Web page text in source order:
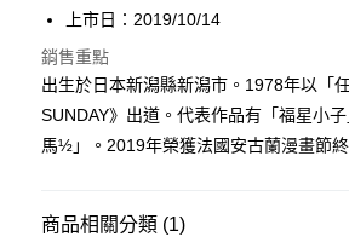
１．於結帳方式選擇「AFTEE先享後付」後，
付」結帳頁面，進行簡訊認證並確認金額後，
２．訂單成立數日內，您將收到繳費通知簡訊。
３．收到繳費通知簡訊後14天內，點擊此簡訊
／ATM／網路銀行／等多元方式進行付款，方
※ 請注意：結帳手續完成當下不需立刻繳費，
絡購買商品的店家。未經商家同意取消之訂單
是否繳費成功／繳費後需取消欲退款等相關疑
每筆NT$80，滿NT$500(含以上)免運費
付款後全家取貨
每筆NT$80，滿NT$500(含以上)免運費
萊爾富取貨付款
付款後萊爾富取貨
上市日：2019/10/14
銷售重點
出生於日本新潟縣新潟市。1978年以「
SUNDAY》出道。代表作品有「福星小
馬½」。2019年榮獲法國安古蘭漫畫節終
商品相關分類 (1)